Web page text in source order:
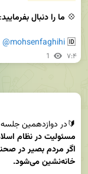
💠 ما را دنبال بفرمایید:
🆔
@mohsenfaghihi
1 ۷:۴
🔰در دوازدهمین
خانه‌نشین می‌شود.